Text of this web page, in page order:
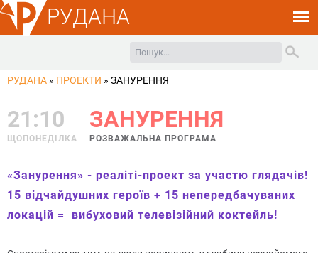
РУДАНА
РУДАНА » ПРОЕКТИ » ЗАНУРЕННЯ
21:10
ЩОПОНЕДІЛКА
ЗАНУРЕННЯ
РОЗВАЖАЛЬНА ПРОГРАМА
«Занурення» - реаліті-проект за участю глядачів!
15 відчайдушних героїв + 15 непередбачуваних
локацій = вибуховий телевізійний коктейль!